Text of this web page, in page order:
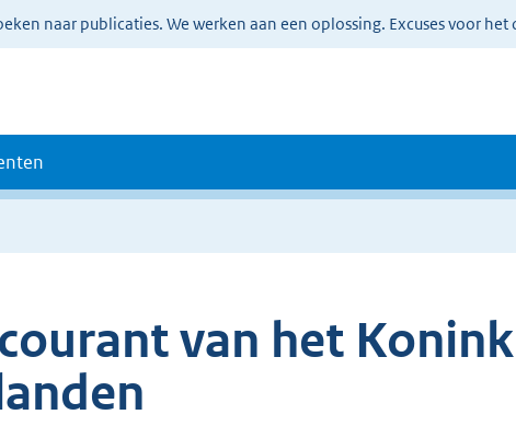
naar publicaties. We werken aan een oplossing. Excuses voor het
van het